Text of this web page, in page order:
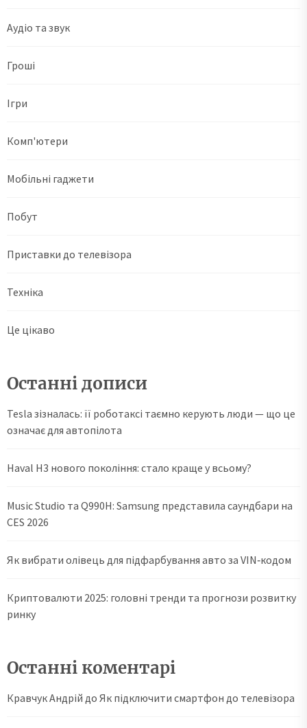
Аудіо та звук
Гроші
Ігри
Комп'ютери
Мобільні гаджети
Побут
Приставки до телевізора
Техніка
Це цікаво
Останні дописи
Tesla зізналась: її роботаксі таємно керують люди — що це
означає для автопілота
Haval H3 нового покоління: стало краще у всьому?
Music Studio та Q990H: Samsung представила саундбари на
CES 2026
Як вибрати олівець для підфарбування авто за VIN‑кодом
Криптовалюти 2025: головні тренди та прогнози розвитку
ринку
Останні коментарі
Кравчук Андрій до Як підключити смартфон до телевізора